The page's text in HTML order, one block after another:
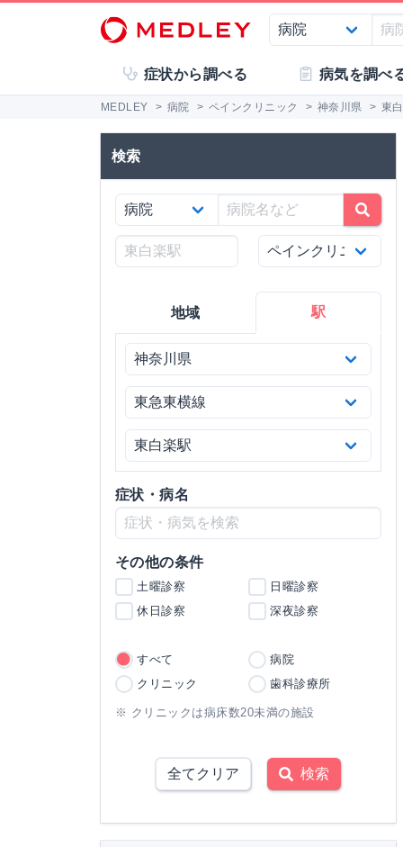
症状から調べる 病気を調べ
MEDLEY > 病院 > ペインクリニック > 神奈川県 > 東
検索
地域 駅
症状・病名
その他の条件
土曜診察
日曜診察
休日診察
深夜診察
すべて
病院
クリニック
歯科診療所
※ クリニックは病床数20未満の施設
全てクリア 検索